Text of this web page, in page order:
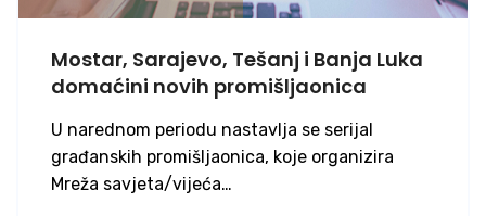
Mostar, Sarajevo, Tešanj i Banja Luka
domaćini novih promišljaonica
U narednom periodu nastavlja se serijal
građanskih promišljaonica, koje organizira
Mreža savjeta/vijeća…